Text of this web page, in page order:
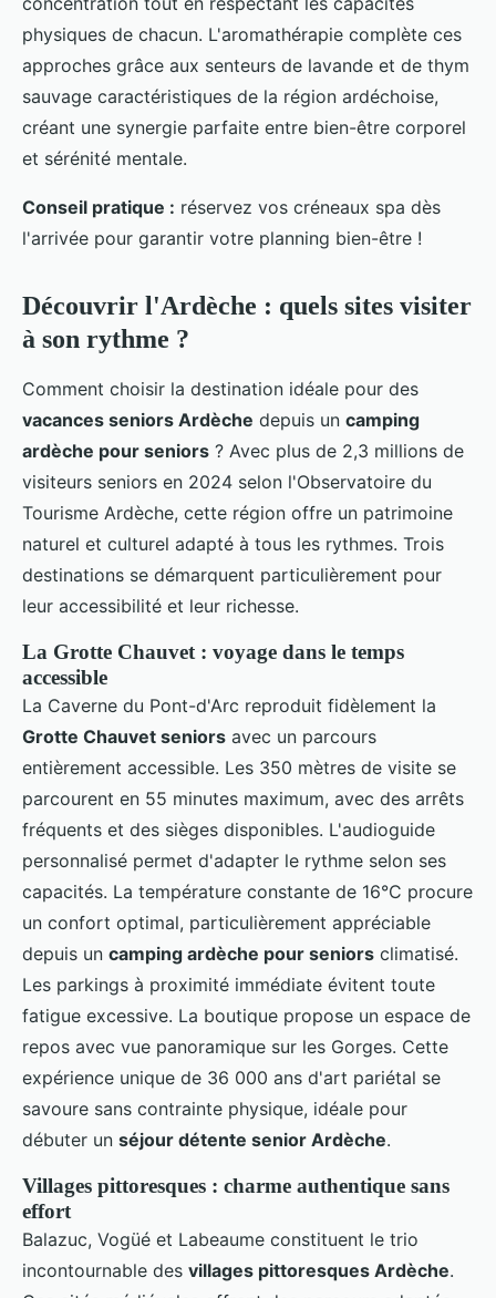
physiques de chacun. L'aromathérapie complète ces
approches grâce aux senteurs de lavande et de thym
sauvage caractéristiques de la région ardéchoise,
créant une synergie parfaite entre bien-être corporel
et sérénité mentale.
Conseil pratique : réservez vos créneaux spa dès
l'arrivée pour garantir votre planning bien-être !
Découvrir l'Ardèche : quels sites visiter
à son rythme ?
Comment choisir la destination idéale pour des
vacances seniors Ardèche depuis un camping
ardèche pour seniors ? Avec plus de 2,3 millions de
visiteurs seniors en 2024 selon l'Observatoire du
Tourisme Ardèche, cette région offre un patrimoine
naturel et culturel adapté à tous les rythmes. Trois
destinations se démarquent particulièrement pour
leur accessibilité et leur richesse.
La Grotte Chauvet : voyage dans le temps
accessible
La Caverne du Pont-d'Arc reproduit fidèlement la
Grotte Chauvet seniors avec un parcours
entièrement accessible. Les 350 mètres de visite se
parcourent en 55 minutes maximum, avec des arrêts
fréquents et des sièges disponibles. L'audioguide
personnalisé permet d'adapter le rythme selon ses
capacités. La température constante de 16°C procure
un confort optimal, particulièrement appréciable
depuis un camping ardèche pour seniors climatisé.
Les parkings à proximité immédiate évitent toute
fatigue excessive. La boutique propose un espace de
repos avec vue panoramique sur les Gorges. Cette
expérience unique de 36 000 ans d'art pariétal se
savoure sans contrainte physique, idéale pour
débuter un séjour détente senior Ardèche.
Villages pittoresques : charme authentique sans
effort
Balazuc, Vogüé et Labeaume constituent le trio
incontournable des villages pittoresques Ardèche.